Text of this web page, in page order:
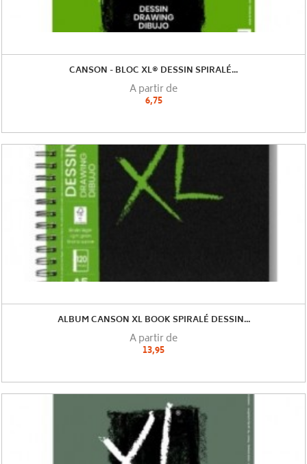
CANSON - BLOC XL® DESSIN SPIRALÉ...
A partir de
6,75
ALBUM CANSON XL BOOK SPIRALÉ DESSIN...
A partir de
13,95